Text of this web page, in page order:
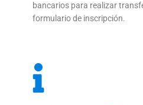
bancarios para realizar
formulario de inscripción.